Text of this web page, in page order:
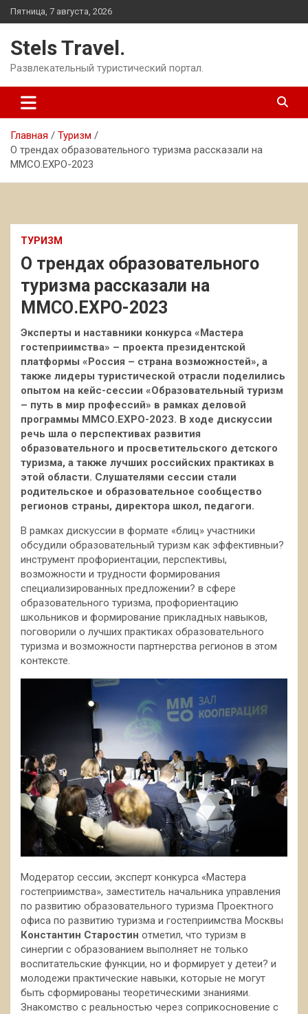
Перейти
к
Пятница, 7 августа, 2026
Stels Travel.
Развлекательный туристический портал.
Главная
Туризм
О трендах образовательного туризма рассказали на
ММСО.EXPO-2023
ТУРИЗМ
О трендах образовательного
туризма рассказали на
ММСО.EXPO-2023
Эксперты и наставники конкурса «Мастера
гостеприимства» – проекта президентской
платформы «Россия – страна возможностей», а
также лидеры туристической отрасли поделились
опытом на кейс-сессии «Образовательный туризм
– путь в мир профессий» в рамках деловой
программы ММСО.EXPO-2023. В ходе дискуссии
речь шла о перспективах развития
образовательного и просветительского детского
туризма, а также лучших российских практиках в
этой области. Слушателями сессии стали
родительское и образовательное сообщество
регионов страны, директора школ, педагоги.
В рамках дискуссии в формате «блиц» участники
обсудили образовательный туризм как эффективныи?
инструмент профориентации, перспективы,
возможности и трудности формирования
специализированных предложении? в сфере
образовательного туризма, профориентацию
школьников и формирование прикладных навыков,
поговорили о лучших практиках образовательного
туризма и возможности партнерства регионов в этом
контексте.
Модератор сессии, эксперт конкурса «Мастера
гостеприимства», заместитель начальника управления
по развитию образовательного туризма Проектного
офиса по развитию туризма и гостеприимства Москвы
Константин Старостин отметил, что туризм в
синергии с образованием выполняет не только
воспитательские функции, но и формирует у детеи? и
молодежи практические навыки, которые не могут
быть сформированы теоретическими знаниями.
Знакомство с реальностью через соприкосновение с